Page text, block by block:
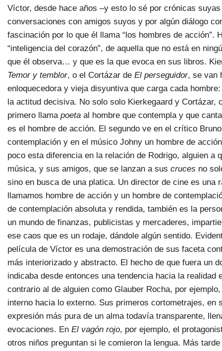
Víctor, desde hace años –y esto lo sé por crónicas
conversaciones con amigos suyos y por algún diálogo
fascinación por lo que él llama “los hombres de acción”.
“inteligencia del corazón”, de aquella que no está en
que él observa… y que es la que evoca en sus libros.
Temor y temblor, o el Cortázar de El perseguidor, se van
enloquecedora y vieja disyuntiva que carga cada
la actitud decisiva. No solo solo Kierkegaard y Cortázar,
primero llama poeta al hombre que contempla y que
es el hombre de acción. El segundo ve en el crítico
contemplación y en el músico Johny un hombre de
poco esta diferencia en la relación de Rodrigo, alguien a
música, y sus amigos, que se lanzan a sus cruces no
sino en busca de una platica. Un director de cine es una
llamamos hombre de acción y un hombre de
de contemplación absoluta y rendida, también es la
un mundo de finanzas, publicistas y mercaderes,
ese caos que es un rodaje, dándole algún sentido.
película de Víctor es una demostración de sus faceta
más interiorizado y abstracto. El hecho de que fuera un
indicaba desde entonces una tendencia hacia la realidad
contrario al de alguien como Glauber Rocha, por
interno hacia lo externo. Sus primeros cortometrajes, en
expresión más pura de un alma todavía transparente,
evocaciones. En El vagón rojo, por ejemplo, el
otros niños preguntan si le comieron la lengua. Más